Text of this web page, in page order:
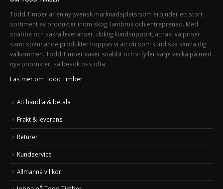
Todd Timber är en ny svensk marknadsplats som erbjuder ett stort
sortiment av produkter inom skog, lantbruk och entreprenad. Med
snabba och säkra leveranser, duktig kundsupport, attraktiva priser
samt spännande produkter hoppas vi att du som kund ska känna dig
välkommen. Todd Timber växer snabbt och vi fyller varje vecka på med
nya produkter, så besök oss ofta.
Läs mer om Todd Timber
Att handla & betala
Frakt & leverans
Returer
Kundservice
Allmänna villkor